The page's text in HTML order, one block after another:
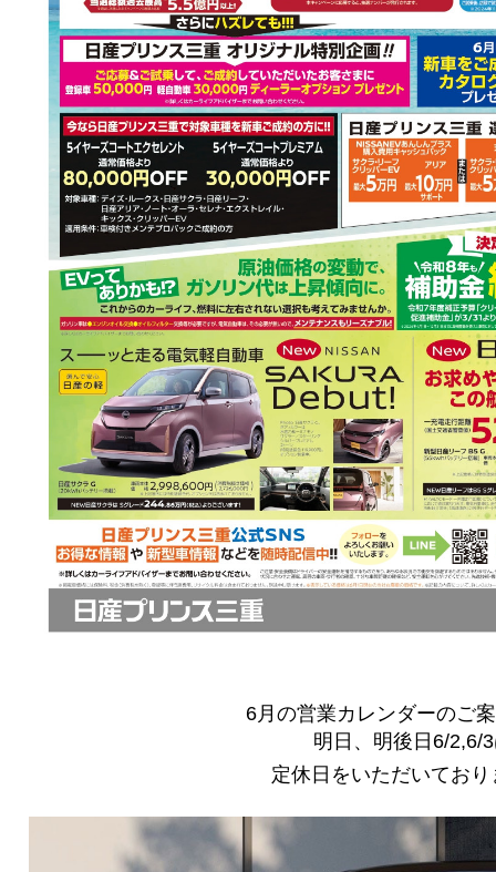
6月の営業カレンダーのご
明日、明後日6/2,6/
定休日をいただいており